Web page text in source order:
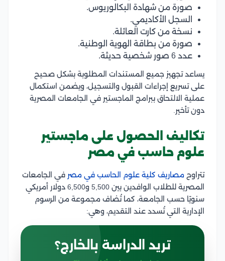
صورة من شهادة البكالوريوس.
السجل الأكاديمي.
نسخة من كارت العائلة.
صورة من بطاقة الهوية الوطنية.
عدد 6 صور شخصية حديثة.
يساعد تجهيز جميع المستندات المطلوبة بشكل صحيح
على تسريع إجراءات القبول والتسجيل، ويضمن استكمال
عملية الالتحاق ببرامج الماجستير في الجامعات المصرية
دون تأخير.
تكاليف الحصول على ماجستير
علوم حاسب في مصر
تتراوح مصاريف كلية علوم الحاسب في مصر في الجامعات
المصرية للطلاب الوافدين بين 5,500 و6,500 دولار أمريكي
سنويًا حسب الجامعة، كما تُضاف مجموعة من الرسوم
الإدارية التي تُسدد عند التقديم، وهي:
تريد الدراسة بالخارج؟